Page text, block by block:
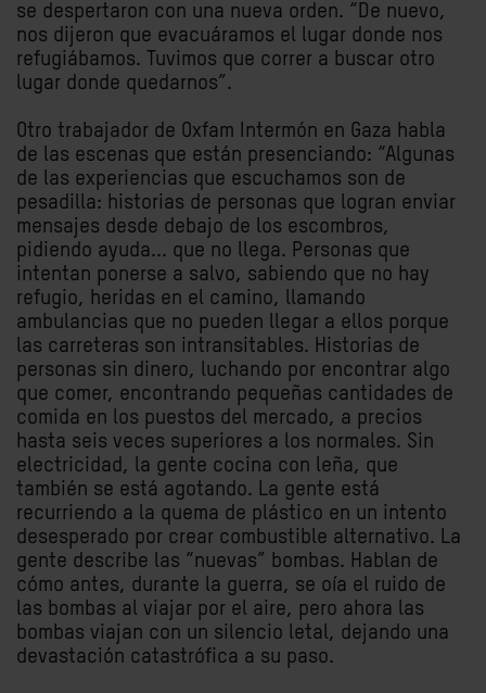
se despertaron con una nueva orden. “De nuevo,
nos dijeron que evacuáramos el lugar donde nos
refugiábamos. Tuvimos que correr a buscar otro
lugar donde quedarnos”.
Otro trabajador de Oxfam Intermón en Gaza habla
de las escenas que están presenciando: “Algunas
de las experiencias que escuchamos son de
pesadilla: historias de personas que logran enviar
mensajes desde debajo de los escombros,
pidiendo ayuda... que no llega. Personas que
intentan ponerse a salvo, sabiendo que no hay
refugio, heridas en el camino, llamando
ambulancias que no pueden llegar a ellos porque
las carreteras son intransitables. Historias de
personas sin dinero, luchando por encontrar algo
que comer, encontrando pequeñas cantidades de
comida en los puestos del mercado, a precios
hasta seis veces superiores a los normales. Sin
electricidad, la gente cocina con leña, que
también se está agotando. La gente está
recurriendo a la quema de plástico en un intento
desesperado por crear combustible alternativo. La
gente describe las “nuevas” bombas. Hablan de
cómo antes, durante la guerra, se oía el ruido de
las bombas al viajar por el aire, pero ahora las
bombas viajan con un silencio letal, dejando una
devastación catastrófica a su paso.